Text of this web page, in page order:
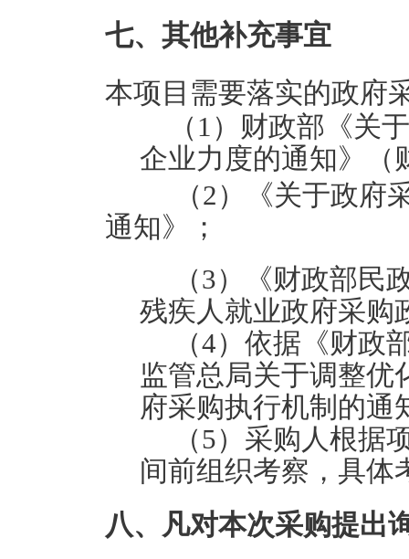
七、其他补充事宜
本项目需要落实的政府
（1）财政部《关
企业力度的通知》（
（2）《关于政府
通知》；
（3）《财政部民
残疾人就业政府采购
（4）依据《财政
监管总局关于调整优
府采购执行机制的通
（5）采购人根据
间前组织考察，具体
八、凡对本次采购提出